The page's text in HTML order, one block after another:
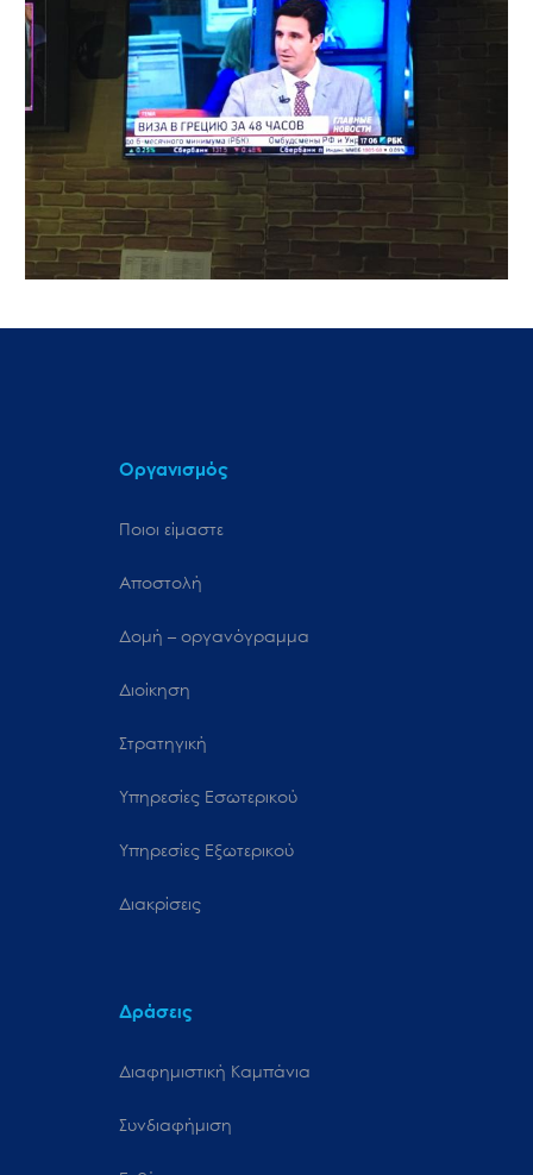
Οργανισμός
Ποιοι είμαστε
Αποστολή
Δομή – οργανόγραμμα
Διοίκηση
Στρατηγική
Υπηρεσίες Εσωτερικού
Υπηρεσίες Εξωτερικού
Διακρίσεις
Δράσεις
Διαφημιστική Καμπάνια
Συνδιαφήμιση